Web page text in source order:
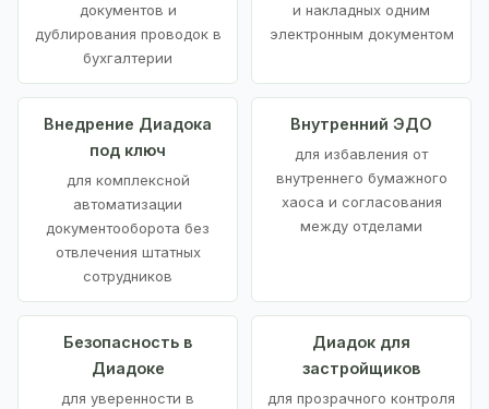
документов и
дублирования проводок в
бухгалтерии
и накладных одним
электронным документом
Внедрение Диадока
под ключ
для комплексной
автоматизации
документооборота без
отвлечения штатных
сотрудников
Внутренний ЭДО
для избавления от
внутреннего бумажного
хаоса и согласования
между отделами
Безопасность в
Диадоке
для уверенности в
Диадок для
застройщиков
для прозрачного контроля